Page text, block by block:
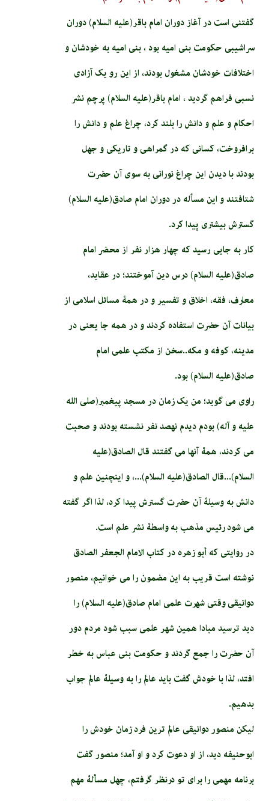
گفتنی است در آغاز دوران امام باقر(علیه السلام) دوران
سراشیبی حکومت بنی امیه بود ، بنی امیه به خودشان و
اختلافات خودشان مشغول بودند، از این رو یک آزادی
نسبی فراهم گردید ، امام باقر(علیه السلام) پرچم نشر
احکام و علم و دانش را بلند کرد، چراغ علم و دانش را
برافروخت، کسانی که در گمراهی و تاریکی و جهل
بودند با دیدن این چراغ نورانی به سوی آن حضرت
شتافتند و این مسأله در دوران امام صادق(علیه السلام)
گسترش بیشتری پیدا کرد.
کار به جایی رسید که چهار هزار نفر از محضر امام
صادق(علیه السلام) درس دین آموختند؛ در عقاید،
معارف، فقه، اخلاق و تفسیر و در همۀ مسائل اسلامی از
بیانات آن حضرت استفاده کردند و در همه جا یعنی در
مدینه، کوفه و مکه..سخن از مکتب علمی امام
صادق(علیه السلام) بود.
راوی می گوید؛ من یک زمان در مسجد پیغمبر(صلی الله
علیه و آله) بودم دیدم نهصد نفر نشسته بودند و صحبت
می کردند، همۀ آنها می گفتند قال الصادق(علیه
السلام)...قال الصادق(علیه السلام)...، و اینچنین علم و
دانش به وسیلۀ آن حضرت گسترش پیدا کرد، لذا اگر گفته
می شود رئیس مذهب به واسطۀ نشر علم است.
در روایتی که أبو زهره در كتاب الامام الجعفر الصادق
نوشته است قریب به این مضمون را می خوانیم، منصور
دوانیقی وقتی شهرت علمی امام صادق(علیه السلام) را
دید ترسید مبادا همین شهر علمی سبب شود مردم دور
آن حضرت را جمع گردند و حکومت بنی عباس به خطر
افتد، لذا با خودش گفت باید عالم را به وسیلۀ عالم جواب
بدهیم.
لیکن منصور دوانیقی عالم­ ترین فرد زمان خودش را
ابوحنیفه دید، از او دعوت کرد و او آمد؛ منصور گفت
برنامه مهمی را برای تو درنظر گرفتم، چهل مسألۀ مهم